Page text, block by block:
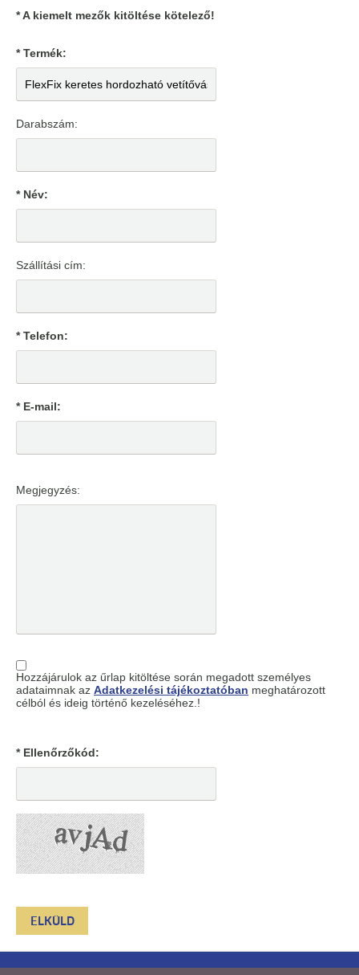
* A kiemelt mezők kitöltése kötelező!
* Termék:
Darabszám:
* Név:
Szállítási cím:
* Telefon:
* E-mail:
Megjegyzés:
Hozzájárulok az űrlap kitöltése során megadott személyes
adataimnak az Adatkezelési tájékoztatóban meghatározott
célból és ideig történő kezeléséhez.!
* Ellenőrzőkód: